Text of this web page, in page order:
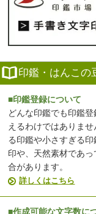
印鑑・はんこの
■印鑑登録について
どんな印鑑でも印鑑
えるわけではありま
る印鑑や小さすぎる
印や、天然素材であ
合があります。
詳しくはこちら
■作成可能な文字数に